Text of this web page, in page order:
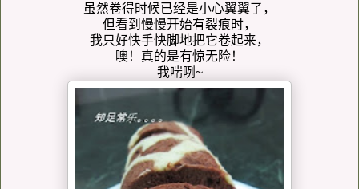
虽然卷得时候已经是小心翼翼了，
但看到慢慢开始有裂痕时，
我只好快手快脚地把它卷起来，
噢！真的是有惊无险！
我喘咧~